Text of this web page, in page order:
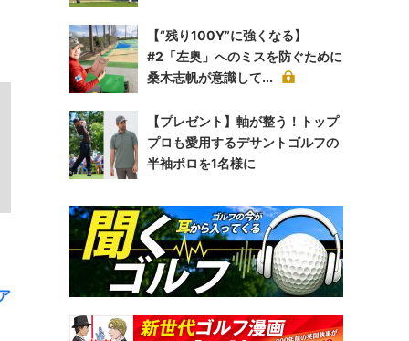
【“残り100Y”に強くなる】
#2「左奥」へのミスを防ぐために
桑木志帆が意識して...
【プレゼント】軸が整う！トップ
プロも愛用するデサントゴルフの
半袖ポロを1名様に